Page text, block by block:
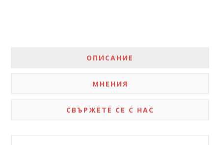
ОПИСАНИЕ
МНЕНИЯ
СВЪРЖЕТЕ СЕ С НАС